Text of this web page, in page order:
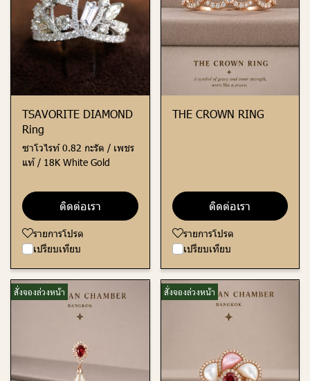
TSAVORITE DIAMOND
Ring
ซาโวไรท์ 0.82 กะรัต / เพชร
แท้ / 18K White Gold
ติดต่อเรา
รายการโปรด
เปรียบเทียบ
THE CROWN RING
ติดต่อเรา
รายการโปรด
เปรียบเทียบ
สั่งจองล่วงหน้า สั่งจองล่วงหน้า